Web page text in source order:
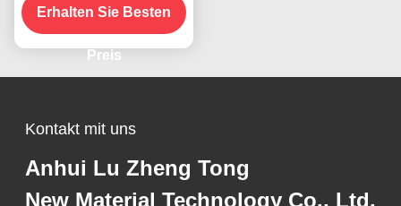
Selbstklebstoff
Erhalten Sie Besten
Preis
Kontakt mit uns
Anhui Lu Zheng Tong
New Material Technology Co., Ltd.